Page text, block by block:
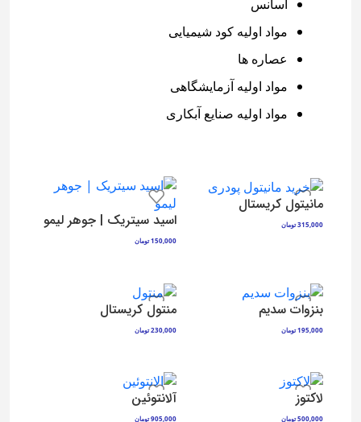
اسانس
مواد اولیه کود شیمیایی
عصاره ها
مواد اولیه آزمایشگاهی
مواد اولیه صنایع آبکاری
مانیتول کریستال
315,000تومان اسید سیتریک | جوهر لیمو
150,000تومان
بنزوات سدیم
195,000تومان
منتول کریستال
230,000تومان
لاکتوز
500,000تومان
آلانتوئین
905,000تومان